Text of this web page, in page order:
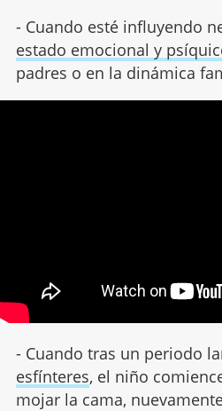
- Cuando esté influyendo
estado emocional y
padres o en la dinámica
- Cuando tras un periodo
esfínteres, el niño
mojar la cama,